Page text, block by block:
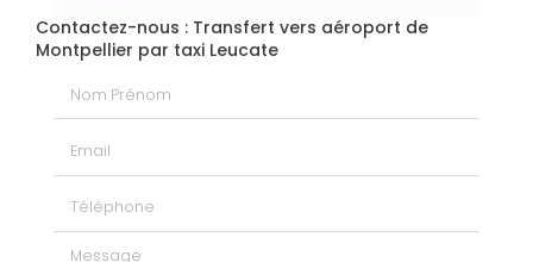
Contactez-nous : Transfert vers aéroport de
Montpellier par taxi Leucate
Message